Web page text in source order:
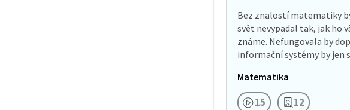
Bez znalostí matematiky
svět nevypadal tak, jak ho
známe. Nefungovala by
informační systémy by jen
v přírodě by se
Matematika
15 12